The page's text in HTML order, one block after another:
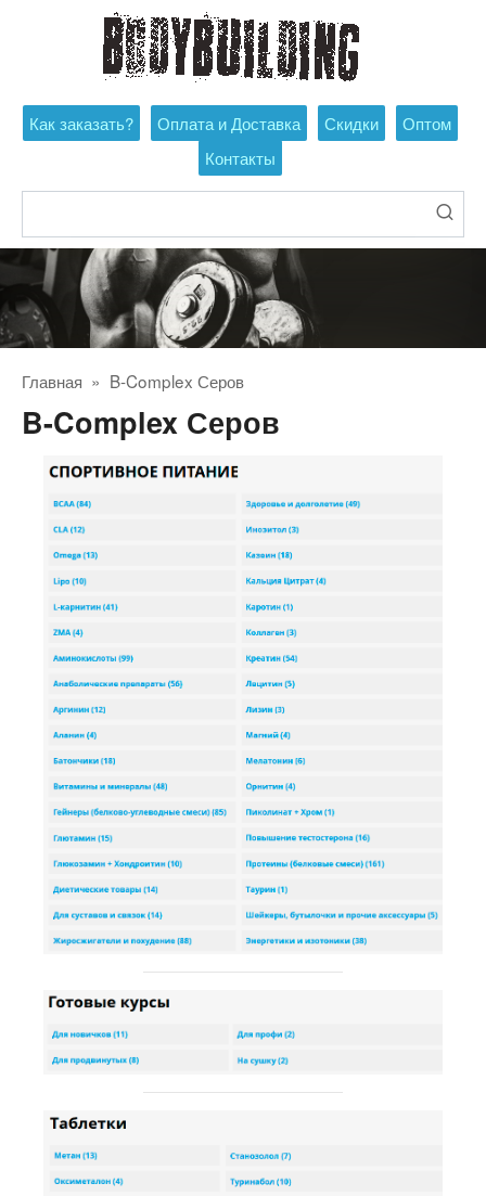
Как заказать? Оплата и Доставка Скидки
Оптом
Контакты
Главная » B-Complex Серов
B-Complex Серов